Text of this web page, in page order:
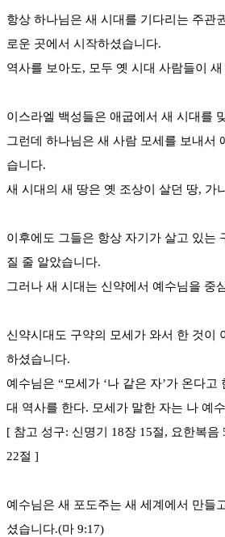
항상 하나님은 새 시대를 기다리는 주관
로운 곳에서 시작하셨습니다.
역사를 보아도, 모두 옛 시대 사람들이
이스라엘 백성들은 애굽에서 새 시대를
그런데 하나님은 새 사람 모세를 보내서
습니다.
새 시대의 새 땅은 옛 조상이 살던 땅, 가
이후에도 그들은 항상 자기가 살고 있는
질 줄 알았습니다.
그러나 새 시대는 신약에서 예수님을 중
신약시대도 구약의 모세가 와서 한 것이
하셨습니다.
예수님은 “모세가 ‘나 같은 자’가 온다고
대 역사를 한다. 모세가 말한 자는 나 예
[ 참고 성구: 신명기 18장 15절, 요한복음
22절 ]
예수님은 새 포도주는 새 세계에서 만들
셨습니다.(마 9:17)